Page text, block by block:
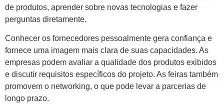
de produtos, aprender sobre novas tecnologias e fazer
perguntas diretamente.
Conhecer os fornecedores pessoalmente gera confiança e
fornece uma imagem mais clara de suas capacidades. As
empresas podem avaliar a qualidade dos produtos exibidos
e discutir requisitos específicos do projeto. As feiras também
promovem o networking, o que pode levar a parcerias de
longo prazo.